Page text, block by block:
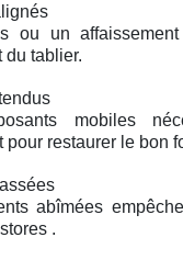
ou un
du tablier.
mobiles
pour restaurer le bon
abîmées
.